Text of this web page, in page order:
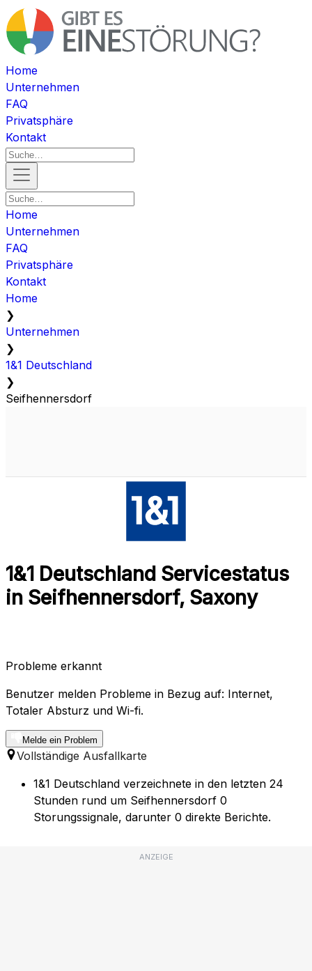
Home
Unternehmen
FAQ
Privatsphäre
Kontakt
Home
Unternehmen
FAQ
Privatsphäre
Kontakt
Home
❯
Unternehmen
❯
1&1 Deutschland
❯
Seifhennersdorf
1&1 Deutschland Servicestatus
in Seifhennersdorf, Saxony
Probleme erkannt
Benutzer melden Probleme in Bezug auf: Internet,
Totaler Absturz und Wi-fi.
Melde ein Problem
Vollständige Ausfallkarte
1&1 Deutschland verzeichnete in den letzten 24
Stunden rund um Seifhennersdorf 0
Storungssignale, darunter 0 direkte Berichte.
ANZEIGE